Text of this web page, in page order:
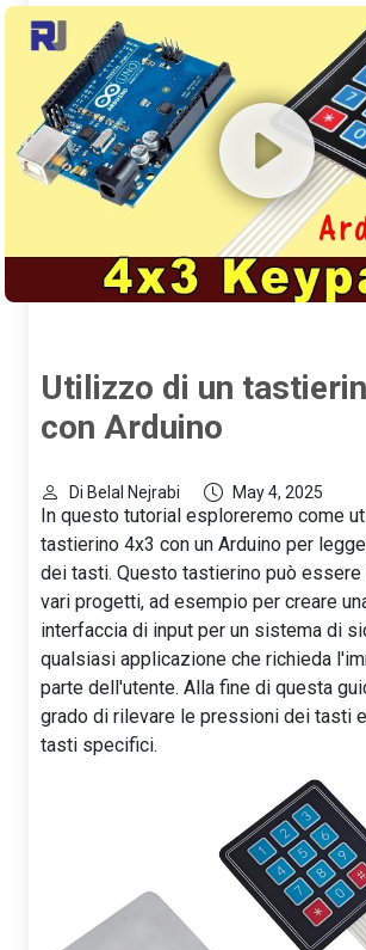
Utilizzo di un
con Arduino
Di Belal Nejrabi May 4, 2025
In questo tutorial esploreremo come
tastierino 4x3 con un Arduino per
dei tasti. Questo tastierino può
vari progetti, ad esempio per creare
interfaccia di input per un sistema di
qualsiasi applicazione che richieda
parte dell'utente. Alla fine di questa
grado di rilevare le pressioni dei tasti
tasti specifici.